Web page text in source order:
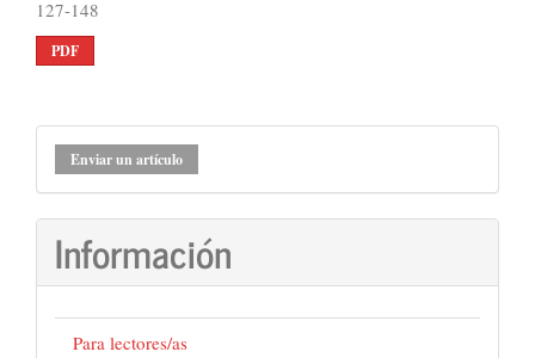
127-148
PDF
Enviar
un
artículo
Enviar un artículo
Información
Para lectores/as